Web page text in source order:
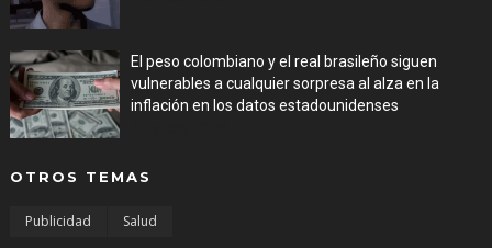
El peso colombiano y el real brasileño siguen
vulnerables a cualquier sorpresa al alza en la
inflación en los datos estadounidenses
OTROS TEMAS
Publicidad Salud